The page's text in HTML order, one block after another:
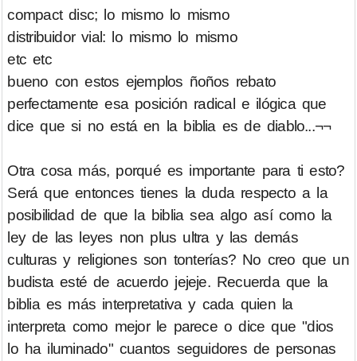
compact disc; lo mismo lo mismo
distribuidor vial: lo mismo lo mismo
etc etc
bueno con estos ejemplos ñoños rebato
perfectamente esa posición radical e ilógica que
dice que si no está en la biblia es de diablo...¬¬
Otra cosa más, porqué es importante para ti esto?
Será que entonces tienes la duda respecto a la
posibilidad de que la biblia sea algo así como la
ley de las leyes non plus ultra y las demás
culturas y religiones son tonterías? No creo que un
budista esté de acuerdo jejeje. Recuerda que la
biblia es más interpretativa y cada quien la
interpreta como mejor le parece o dice que "dios
lo ha iluminado" cuantos seguidores de personas